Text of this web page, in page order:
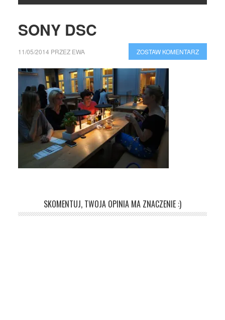
SONY DSC
11/05/2014 PRZEZ EWA ZOSTAW KOMENTARZ
SKOMENTUJ, TWOJA OPINIA MA ZNACZENIE :)